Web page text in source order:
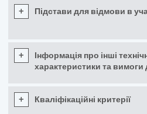
+ Підстави для відмови в
+
Інформація про інші
характеристики та вимоги
+ Кваліфікаційні критерії